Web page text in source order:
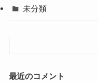
未分類
最近のコメント